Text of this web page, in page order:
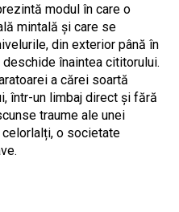
modul în care o
mintală și care se
din exterior până în
înaintea cititorului.
a cărei soartă
într-un limbaj direct și fără
traume ale unei
o societate